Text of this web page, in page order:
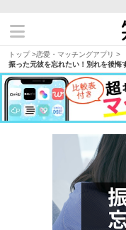
トップ>恋愛・マッチングアプリ >
振った元彼を忘れたい！別れを後悔